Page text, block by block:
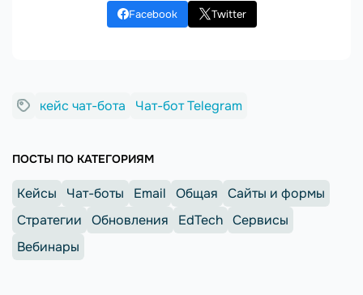
Facebook Twitter
кейс чат-бота Чат-бот Telegram
ПОСТЫ ПО КАТЕГОРИЯМ
Кейсы Чат-боты Email Общая
Сайты и формы
Стратегии
Обновления EdTech Сервисы
Вебинары